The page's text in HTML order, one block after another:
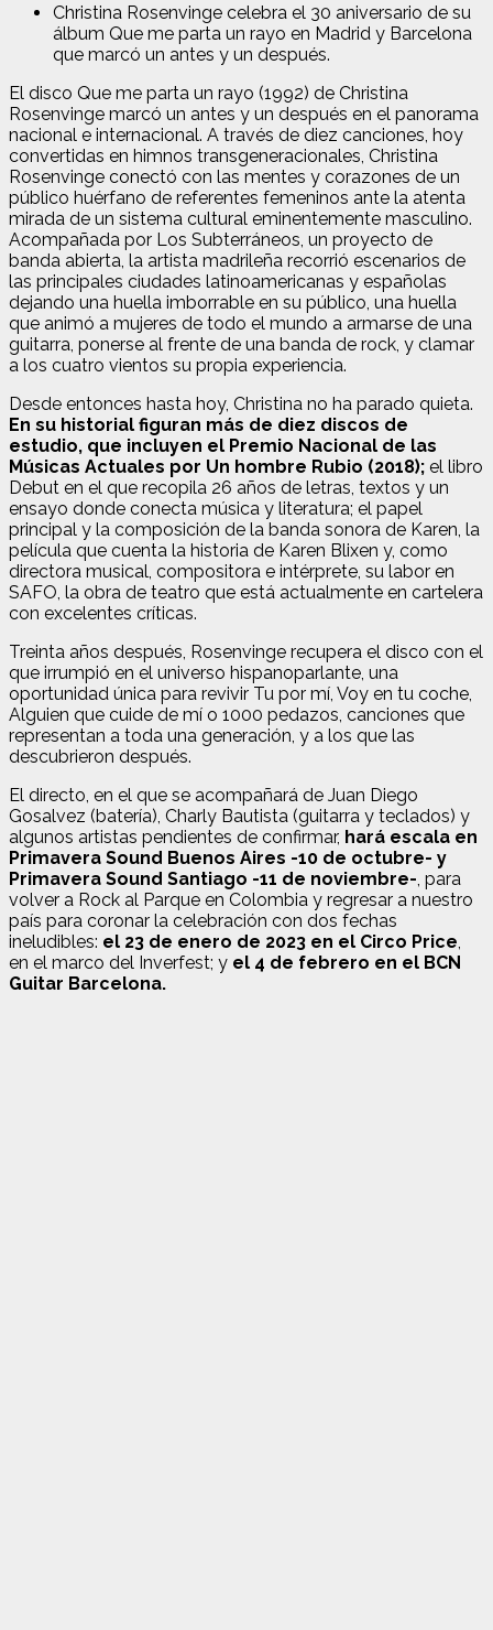
Christina Rosenvinge celebra el 30 aniversario de su
álbum Que me parta un rayo en Madrid y Barcelona
que marcó un antes y un después.
El disco Que me parta un rayo (1992) de Christina
Rosenvinge marcó un antes y un después en el panorama
nacional e internacional. A través de diez canciones, hoy
convertidas en himnos transgeneracionales, Christina
Rosenvinge conectó con las mentes y corazones de un
público huérfano de referentes femeninos ante la atenta
mirada de un sistema cultural eminentemente masculino.
Acompañada por Los Subterráneos, un proyecto de
banda abierta, la artista madrileña recorrió escenarios de
las principales ciudades latinoamericanas y españolas
dejando una huella imborrable en su público, una huella
que animó a mujeres de todo el mundo a armarse de una
guitarra, ponerse al frente de una banda de rock, y clamar
a los cuatro vientos su propia experiencia.
Desde entonces hasta hoy, Christina no ha parado quieta.
En su historial figuran más de diez discos de
estudio, que incluyen el Premio Nacional de las
Músicas Actuales por Un hombre Rubio (2018); el libro
Debut en el que recopila 26 años de letras, textos y un
ensayo donde conecta música y literatura; el papel
principal y la composición de la banda sonora de Karen, la
película que cuenta la historia de Karen Blixen y, como
directora musical, compositora e intérprete, su labor en
SAFO, la obra de teatro que está actualmente en cartelera
con excelentes críticas.
Treinta años después, Rosenvinge recupera el disco con el
que irrumpió en el universo hispanoparlante, una
oportunidad única para revivir Tu por mí, Voy en tu coche,
Alguien que cuide de mí o 1000 pedazos, canciones que
representan a toda una generación, y a los que las
descubrieron después.
El directo, en el que se acompañará de Juan Diego
Gosalvez (batería), Charly Bautista (guitarra y teclados) y
algunos artistas pendientes de confirmar, hará escala en
Primavera Sound Buenos Aires -10 de octubre- y
Primavera Sound Santiago -11 de noviembre-, para
volver a Rock al Parque en Colombia y regresar a nuestro
país para coronar la celebración con dos fechas
ineludibles: el 23 de enero de 2023 en el Circo Price,
en el marco del Inverfest; y el 4 de febrero en el BCN
Guitar Barcelona.